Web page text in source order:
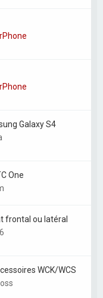
Galaxy S4
One
frontal ou latéral
WCK/WCS